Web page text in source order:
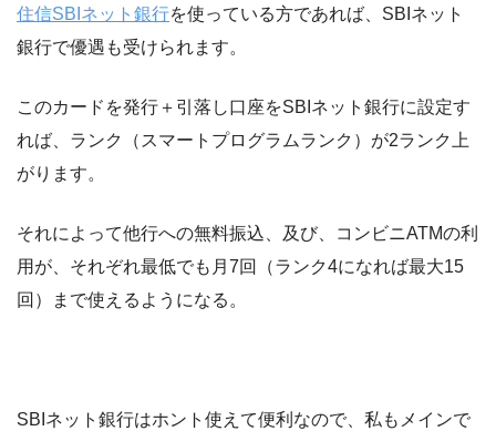
住信SBIネット銀行を使っている方であれば、SBIネット
銀行で優遇も受けられます。
このカードを発行＋引落し口座をSBIネット銀行に設定す
れば、ランク（スマートプログラムランク）が2ランク上
がります。
それによって他行への無料振込、及び、コンビニATMの利
用が、それぞれ最低でも月7回（ランク4になれば最大15
回）まで使えるようになる。
SBIネット銀行はホント使えて便利なので、私もメインで